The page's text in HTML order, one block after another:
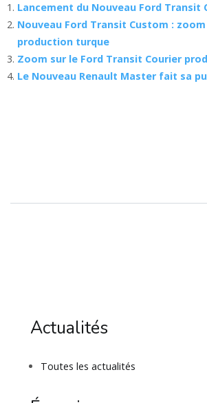
Lancement du Nouveau Ford Transit
Nouveau Ford Transit Custom :
production turque
Zoom sur le Ford Transit Courier
Le Nouveau Renault Master fait sa
Actualités
Toutes les actualités